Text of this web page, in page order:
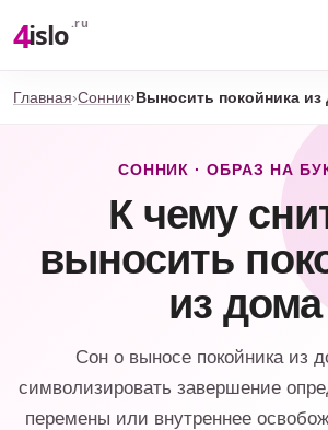
4islo .ru
Главная Сонник Выносить покойника из
СОННИК · ОБРАЗ НА
К чему
выносить
из дома
Сон о выносе покойника из
символизировать завершение
перемены или внутреннее